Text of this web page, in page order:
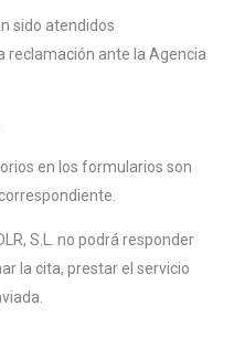
sido atendidos
reclamación ante la Agencia
en los formularios son
S.L. no podrá responder
la cita, prestar el servicio